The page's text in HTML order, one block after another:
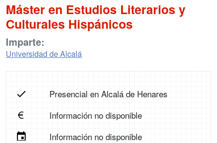
Máster en Estudios Literarios y
Culturales Hispánicos
Imparte:
Universidad de Alcalá
Presencial en Alcalá de Henares
Información no disponible
Información no disponible